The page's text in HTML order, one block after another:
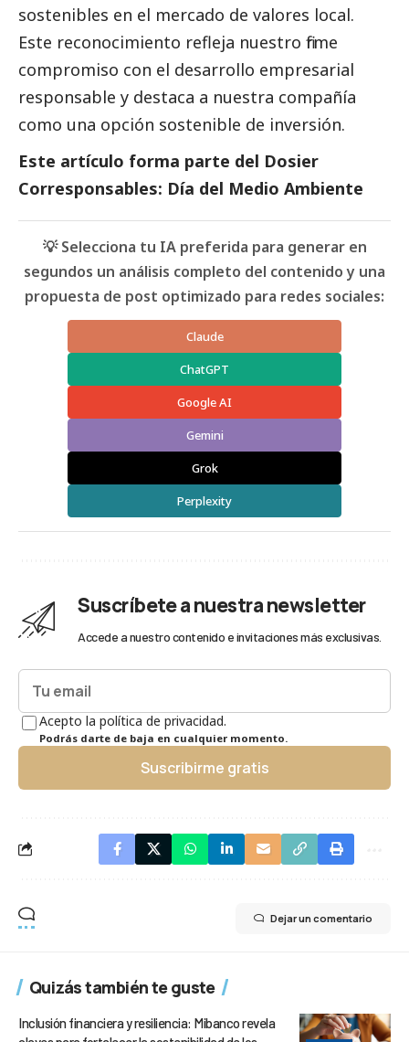
sostenibles en el mercado de valores local.
Este reconocimiento refleja nuestro firme
compromiso con el desarrollo empresarial
responsable y destaca a nuestra compañía
como una opción sostenible de inversión.
Este artículo forma parte del Dosier
Corresponsables: Día del Medio Ambiente
💡 Selecciona tu IA preferida para generar en
segundos un análisis completo del contenido y una
propuesta de post optimizado para redes sociales:
Claude
ChatGPT
Google AI
Gemini
Grok
Perplexity
Suscríbete a nuestra newsletter
Accede a nuestro contenido e invitaciones más exclusivas.
Acepto la política de privacidad.
Podrás darte de baja en cualquier momento.
Suscribirme gratis
Dejar un comentario
Quizás también te guste
Inclusión financiera y resiliencia: Mibanco revela